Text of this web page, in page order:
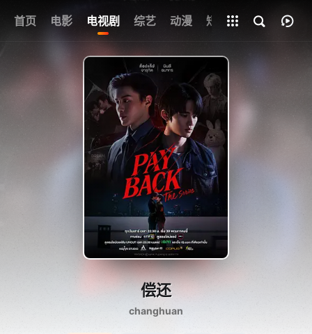
首页 电影 电视剧 综艺 动漫 短剧
全部影片
偿还
changhuan